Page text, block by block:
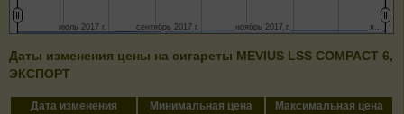
июль 2017 г.
июль 2017 г. сентябрь 2017 г.
сентябрь 2017 г. ноябрь 2017 г.
ноябрь 2017 г. я…
я…
Даты изменения цены на сигареты MEVIUS LSS COMPACT 6,
ЭКСПОРТ
Дата изменения Минимальная цена
Максимальная цена